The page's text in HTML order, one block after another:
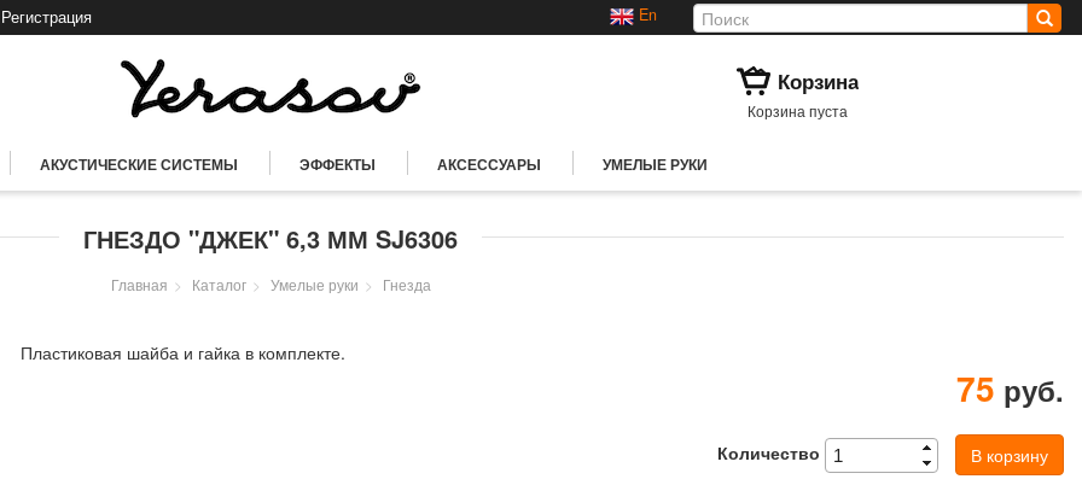
Регистрация En
Корзина
Корзина пуста
АКУСТИЧЕСКИЕ СИСТЕМЫ ЭФФЕКТЫ АКСЕССУАРЫ УМЕЛЫЕ РУКИ
ГНЕЗДО "ДЖЕК" 6,3 ММ SJ6306
Главная Каталог Умелые руки Гнезда
Пластиковая шайба и гайка в комплекте.
75 руб.
Количество В корзину